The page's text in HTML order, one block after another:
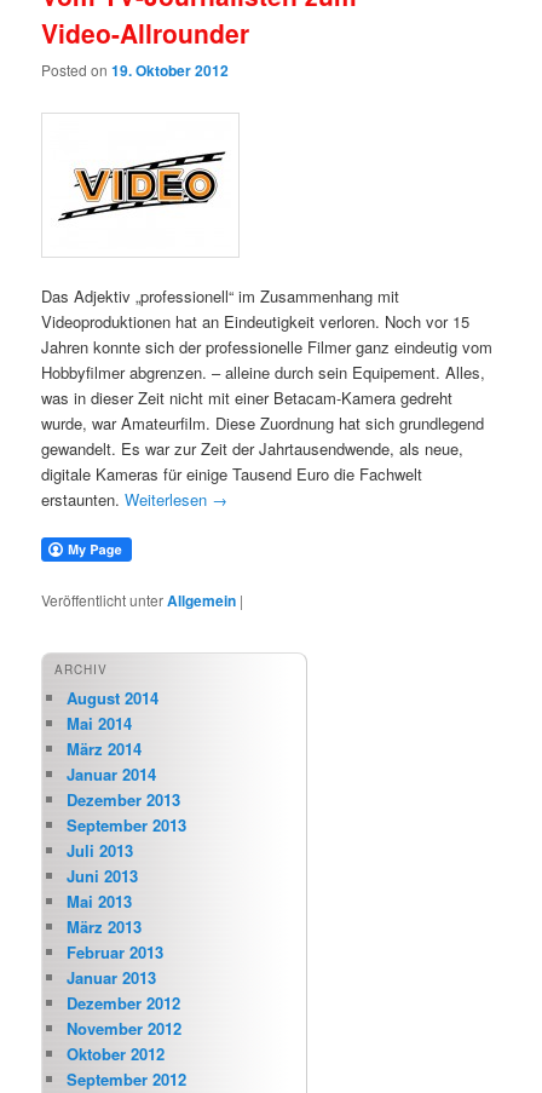
Video-Allrounder
Posted on19. Oktober 2012
Das Adjektiv „professionell“ im Zusammenhang mit
Videoproduktionen hat an Eindeutigkeit verloren. Noch vor 15
Jahren konnte sich der professionelle Filmer ganz eindeutig vom
Hobbyfilmer abgrenzen. – alleine durch sein Equipement. Alles,
was in dieser Zeit nicht mit einer Betacam-Kamera gedreht
wurde, war Amateurfilm. Diese Zuordnung hat sich grundlegend
gewandelt. Es war zur Zeit der Jahrtausendwende, als neue,
digitale Kameras für einige Tausend Euro die Fachwelt
erstaunten.Weiterlesen →
Veröffentlicht unterAllgemein |
ARCHIV
August 2014
Mai 2014
März 2014
Januar 2014
Dezember 2013
September 2013
Juli 2013
Juni 2013
Mai 2013
März 2013
Februar 2013
Januar 2013
Dezember 2012
November 2012
Oktober 2012
September 2012